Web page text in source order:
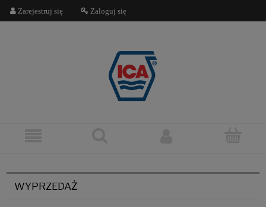
Zarejestruj się Zaloguj się
WYPRZEDAŻ